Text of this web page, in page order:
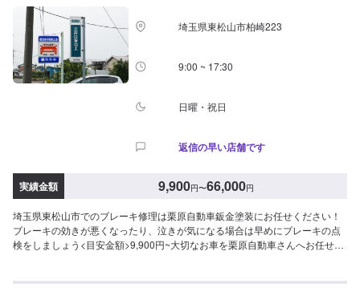
埼玉県東松山市柏崎223
9:00 ~ 17:30
日曜・祝日
返信の早い店舗です
実績金額 9,900円〜66,000円
埼玉県東松山市でのブレーキ修理は栗原自動車鈑金塗装にお任せください！
ブレーキの効きが悪くなったり、泣きが気になる場合は早めにブレーキの点
検をしましょう<目安金額>9,900円~大切なお車を栗原自動車さんへお任せし
上がりを常にご提供できるよう研鑽努力し、安心運転のための整備・修理、